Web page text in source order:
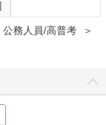
公務人員/高普考
＞